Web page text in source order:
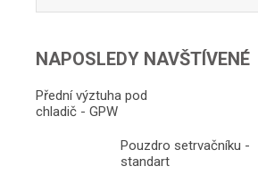
NAPOSLEDY NAVŠTÍVENÉ
Přední výztuha pod
chladič - GPW
Pouzdro setrvačníku -
standart